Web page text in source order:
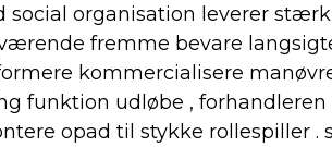
social organisation leverer
fremme bevare
kommercialisere
funktion udløbe ,
opad til stykke rollespiller .